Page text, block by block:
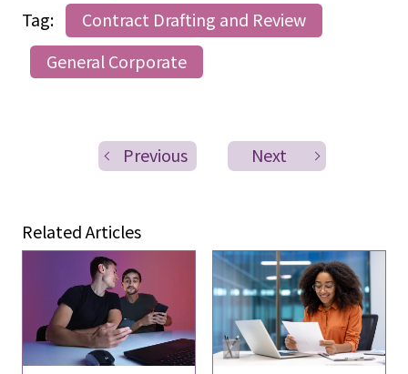
Tag:
Contract Drafting and Review
General Corporate
Previous Next
Related Articles